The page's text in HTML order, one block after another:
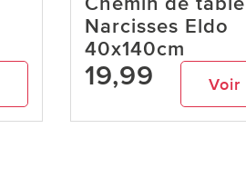
Narcisses Eldo
40x140cm
19,99 Voir